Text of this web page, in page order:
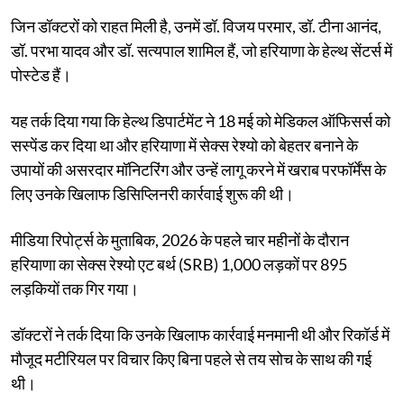
जिन डॉक्टरों को राहत मिली है, उनमें डॉ. विजय परमार, डॉ. टीना आनंद,
डॉ. परभा यादव और डॉ. सत्यपाल शामिल हैं, जो हरियाणा के हेल्थ सेंटर्स में
पोस्टेड हैं।
यह तर्क दिया गया कि हेल्थ डिपार्टमेंट ने 18 मई को मेडिकल ऑफिसर्स को
सस्पेंड कर दिया था और हरियाणा में सेक्स रेश्यो को बेहतर बनाने के
उपायों की असरदार मॉनिटरिंग और उन्हें लागू करने में खराब परफॉर्मेंस के
लिए उनके खिलाफ डिसिप्लिनरी कार्रवाई शुरू की थी।
मीडिया रिपोर्ट्स के मुताबिक, 2026 के पहले चार महीनों के दौरान
हरियाणा का सेक्स रेश्यो एट बर्थ (SRB) 1,000 लड़कों पर 895
लड़कियों तक गिर गया।
डॉक्टरों ने तर्क दिया कि उनके खिलाफ कार्रवाई मनमानी थी और रिकॉर्ड में
मौजूद मटीरियल पर विचार किए बिना पहले से तय सोच के साथ की गई
थी।